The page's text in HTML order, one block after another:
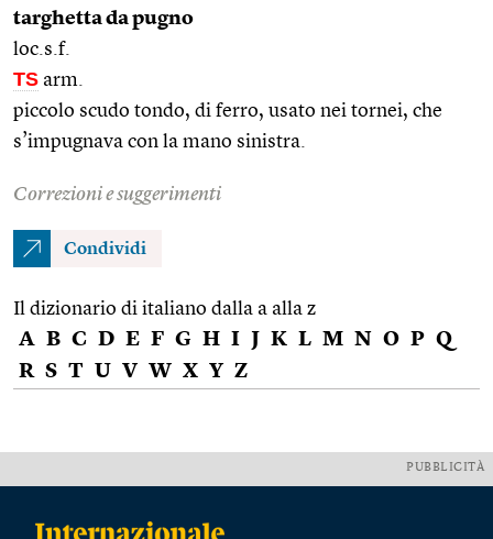
targhetta da pugno
loc.s.f.
TS arm.
piccolo scudo tondo, di ferro, usato nei tornei, che
s’impugnava con la mano sinistra.
Correzioni e suggerimenti
Condividi
Il dizionario di italiano dalla a alla z
A B C D E F G H I J K L M N O P Q
R S T U V W X Y Z
PUBBLICITÀ